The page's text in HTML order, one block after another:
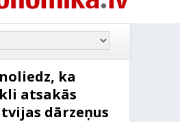
ka
atsakās
dārzeņus